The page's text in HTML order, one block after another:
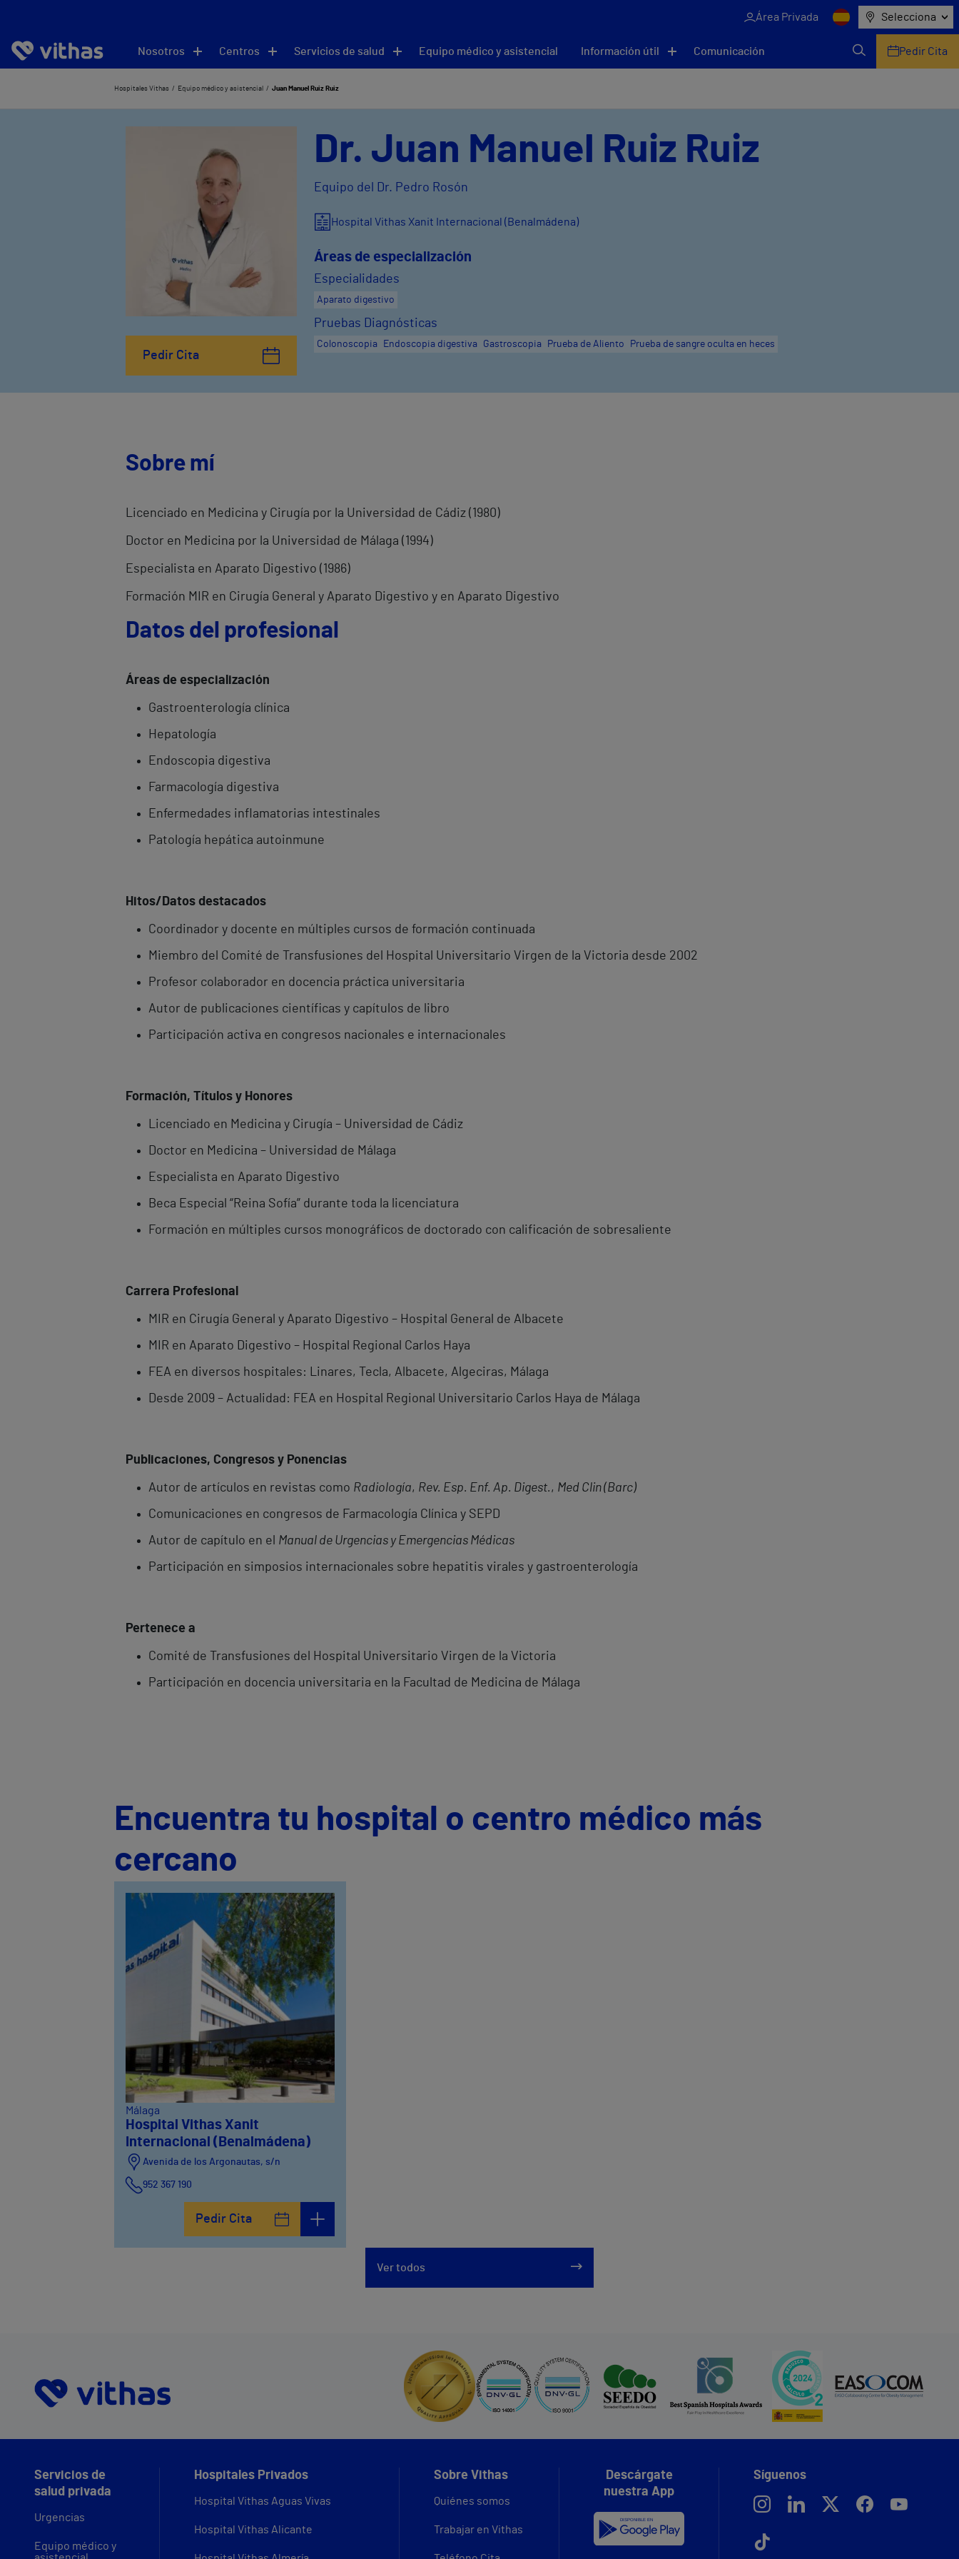
Área Privada Selecciona
Nosotros Centros Servicios de salud Equipo médico y asistencial Información útil Comunicación Pedir Cita
Hospitales Vithas Equipo médico y asistencial Juan Manuel Ruiz Ruiz
Pedir Cita
Dr. Juan Manuel Ruiz Ruiz
Equipo del Dr. Pedro Rosón
Hospital Vithas Xanit Internacional (Benalmádena)
Áreas de especialización
Especialidades
Aparato digestivo
Pruebas Diagnósticas
Colonoscopia Endoscopia digestiva Gastroscopia Prueba de Aliento Prueba de sangre oculta en heces
Sobre mí
Licenciado en Medicina y Cirugía por la Universidad de Cádiz (1980)
Doctor en Medicina por la Universidad de Málaga (1994)
Especialista en Aparato Digestivo (1986)
Formación MIR en Cirugía General y Aparato Digestivo y en Aparato Digestivo
Datos del profesional
Áreas de especialización
Gastroenterología clínica
Hepatología
Endoscopia digestiva
Farmacología digestiva
Enfermedades inflamatorias intestinales
Patología hepática autoinmune
Hitos/Datos destacados
Coordinador y docente en múltiples cursos de formación continuada
Miembro del Comité de Transfusiones del Hospital Universitario Virgen de la Victoria desde 2002
Profesor colaborador en docencia práctica universitaria
Autor de publicaciones científicas y capítulos de libro
Participación activa en congresos nacionales e internacionales
Formación, Títulos y Honores
Licenciado en Medicina y Cirugía – Universidad de Cádiz
Doctor en Medicina – Universidad de Málaga
Especialista en Aparato Digestivo
Beca Especial “Reina Sofía” durante toda la licenciatura
Formación en múltiples cursos monográficos de doctorado con calificación de sobresaliente
Carrera Profesional
MIR en Cirugía General y Aparato Digestivo – Hospital General de Albacete
MIR en Aparato Digestivo – Hospital Regional Carlos Haya
FEA en diversos hospitales: Linares, Tecla, Albacete, Algeciras, Málaga
Desde 2009 – Actualidad: FEA en Hospital Regional Universitario Carlos Haya de Málaga
Publicaciones, Congresos y Ponencias
Autor de artículos en revistas como Radiología, Rev. Esp. Enf. Ap. Digest., Med Clin (Barc)
Comunicaciones en congresos de Farmacología Clínica y SEPD
Autor de capítulo en el Manual de Urgencias y Emergencias Médicas
Participación en simposios internacionales sobre hepatitis virales y gastroenterología
Pertenece a
Comité de Transfusiones del Hospital Universitario Virgen de la Victoria
Participación en docencia universitaria en la Facultad de Medicina de Málaga
Encuentra tu hospital o centro médico más
cercano
Málaga
Hospital Vithas Xanit
Internacional (Benalmádena)
Avenida de los Argonautas, s/n
952 367 190
Pedir Cita
Ver todos
Servicios de
salud privada
Urgencias
Equipo médico y
Hospitales Privados
Hospital Vithas Aguas Vivas
Hospital Vithas Alicante
Sobre Vithas
Quiénes somos
Trabajar en Vithas
Descárgate
nuestra App
Síguenos